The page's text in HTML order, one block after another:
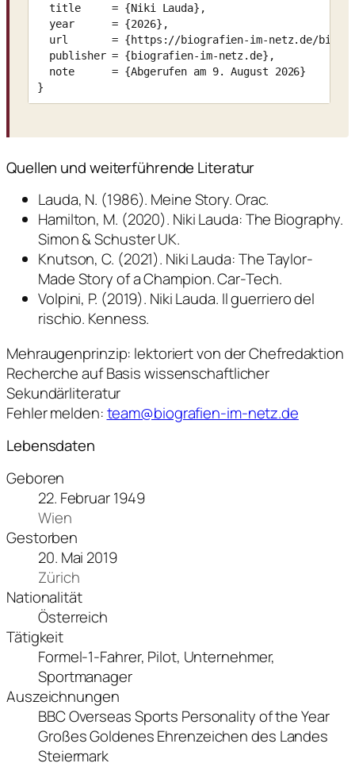
  title     = {Niki Lauda},
  year      = {2026},
url       = {https://biografien-im-netz.de/
  publisher = {biografien-im-netz.de},
  note      = {Abgerufen am 9. August 2026}
}
Quellen und weiterführende Literatur
Lauda, N. (1986). Meine Story. Orac.
Hamilton, M. (2020). Niki Lauda: The Biography.
Simon & Schuster UK.
Knutson, C. (2021). Niki Lauda: The Taylor-
Made Story of a Champion. Car-Tech.
Volpini, P. (2019). Niki Lauda. Il guerriero del
rischio. Kenness.
Mehraugenprinzip: lektoriert von der Chefredaktion
Recherche auf Basis wissenschaftlicher
Sekundärliteratur
Fehler melden:team@biografien-im-netz.de
Lebensdaten
Geboren
22. Februar 1949
Wien
Gestorben
20. Mai 2019
Zürich
Nationalität
Österreich
Tätigkeit
Formel-1-Fahrer, Pilot, Unternehmer,
Sportmanager
Auszeichnungen
BBC Overseas Sports Personality of the Year
Großes Goldenes Ehrenzeichen des Landes
Steiermark